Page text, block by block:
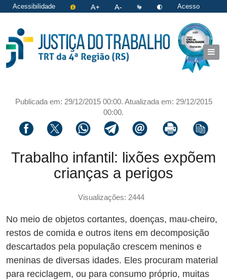
Acessibilidade
Acesso
Publicada em: 29/12/2015 00:00. Atualizada em: 29/12/2015
00:00.
Compartilhar via facebook
Compartilhar via twitter
Compartilhar via whatsapp
Compartilhar via telegram
Compartilhar via email
Imprimir a página
Copiar
Trabalho infantil: lixões expõem
crianças a perigos
Visualizações: 2444
No meio de objetos cortantes, doenças, mau-cheiro,
restos de comida e outros itens em decomposição
descartados pela população crescem meninos e
meninas de diversas idades. Eles procuram material
para reciclagem, ou para consumo próprio, muitas